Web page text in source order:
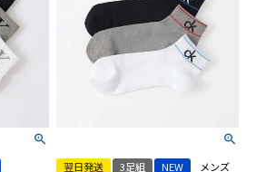
翌日発送 3足組 NEW
メンズ